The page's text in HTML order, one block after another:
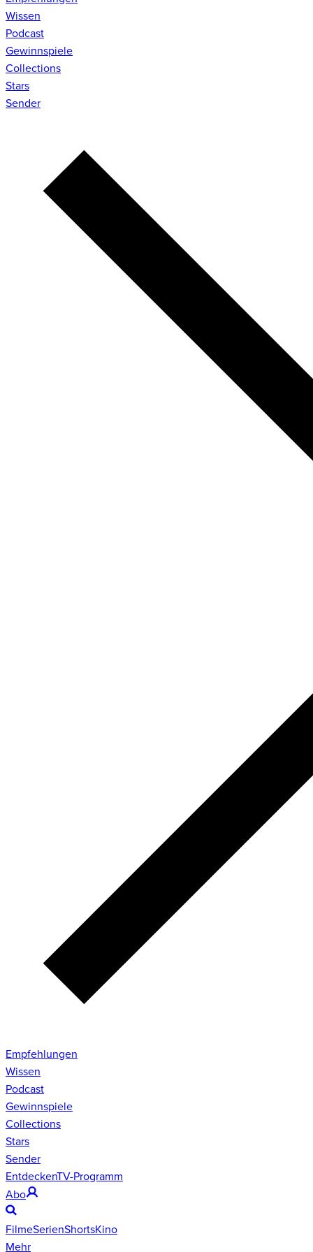
Wissen
Podcast
Gewinnspiele
Collections
Stars
Sender
Empfehlungen
Wissen
Podcast
Gewinnspiele
Collections
Stars
Sender
EntdeckenTV-Programm
Abo
FilmeSerienShortsKino
Mehr